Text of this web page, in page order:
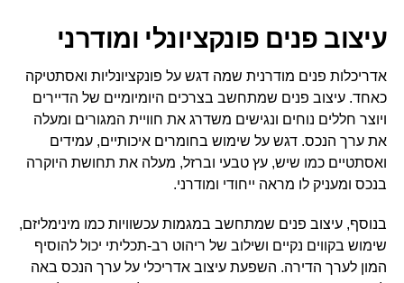
עיצוב פנים פונקציונלי ומודרני
אדריכלות פנים מודרנית שמה דגש על פונקציונליות ואסתטיקה
כאחד. עיצוב פנים שמתחשב בצרכים היומיומיים של הדיירים
ויוצר חללים נוחים ונגישים משדרג את חוויית המגורים ומעלה
את ערך הנכס. דגש על שימוש בחומרים איכותיים, עמידים
ואסתטיים כמו שיש, עץ טבעי וברזל, מעלה את תחושת היוקרה
בנכס ומעניק לו מראה ייחודי ומודרני.
בנוסף, עיצוב פנים שמתחשב במגמות עכשוויות כמו מינימליזם,
שימוש בקווים נקיים ושילוב של ריהוט רב-תכליתי יכול להוסיף
המון לערך הדירה. השפעת עיצוב אדריכלי על ערך הנכס באה